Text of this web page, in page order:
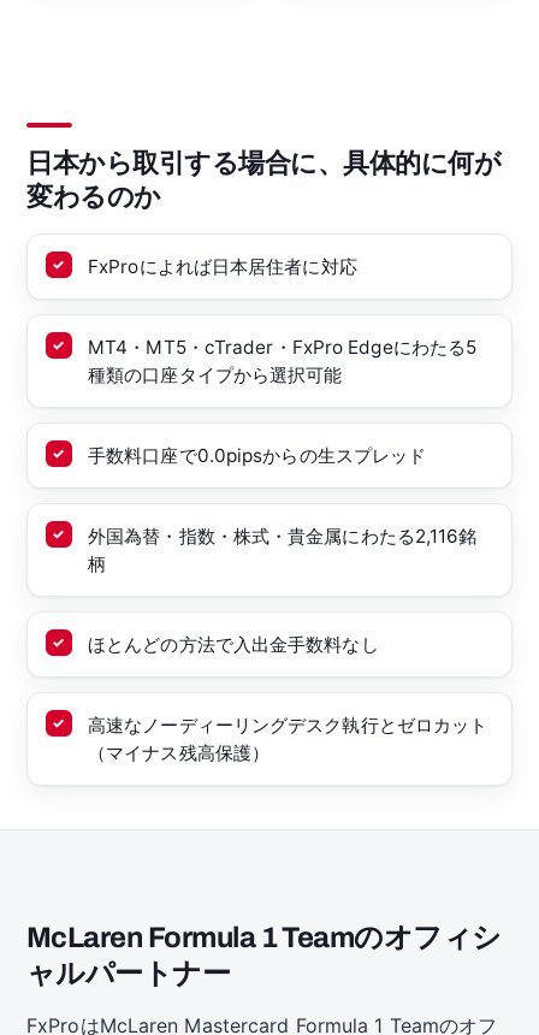
日本から取引する場合に、具体的に何が
変わるのか
FxProによれば日本居住者に対応
MT4・MT5・cTrader・FxPro Edgeにわたる5
種類の口座タイプから選択可能
手数料口座で0.0pipsからの生スプレッド
外国為替・指数・株式・貴金属にわたる2,116銘
柄
ほとんどの方法で入出金手数料なし
高速なノーディーリングデスク執行とゼロカット
（マイナス残高保護）
McLaren Formula 1 Teamのオフィシ
ャルパートナー
FxProはMcLaren Mastercard Formula 1 Teamのオフ